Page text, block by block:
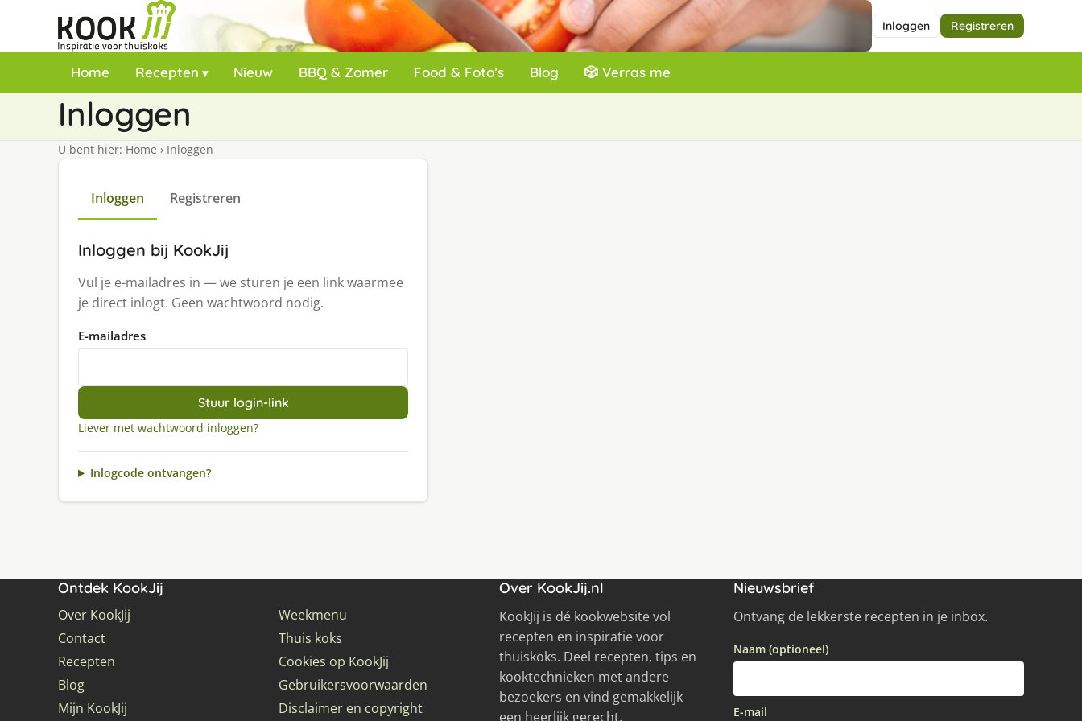
Inloggen Registreren
Home Recepten Nieuw BBQ & Zomer Food & Foto’s Blog 🎲 Verras me
Inloggen
U bent hier: Home › Inloggen
Inloggen Registreren
Inloggen bij KookJij
Vul je e-mailadres in — we sturen je een link waarmee
je direct inlogt. Geen wachtwoord nodig.
E-mailadres
Stuur login-link
Liever met wachtwoord inloggen?
Inlogcode ontvangen?
Ontdek KookJij
Over KookJij
Contact
Recepten
Blog
Mijn KookJij
Weekmenu
Thuis koks
Cookies op KookJij
Gebruikersvoorwaarden
Disclaimer en copyright
Over KookJij.nl
KookJij is dé kookwebsite vol
recepten en inspiratie voor
thuiskoks. Deel recepten, tips en
kooktechnieken met andere
bezoekers en vind gemakkelijk
een heerlijk gerecht.
Nieuwsbrief
Ontvang de lekkerste recepten in je inbox.
Naam (optioneel)
E-mail